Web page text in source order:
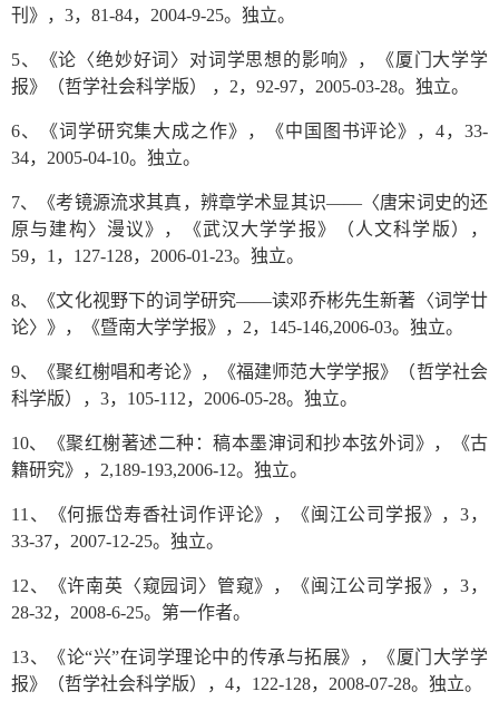
刊》，3，81-84，2004-9-25。独立。
5、《论〈绝妙好词〉对词学思想的影响》，《厦门大学学
报》（哲学社会科学版） ，2，92-97，2005-03-28。独立。
6、《词学研究集大成之作》，《中国图书评论》，4，33-
34，2005-04-10。独立。
7、《考镜源流求其真，辨章学术显其识——〈唐宋词史的还
原与建构〉漫议》，《武汉大学学报》（人文科学版），
59，1，127-128，2006-01-23。独立。
8、《文化视野下的词学研究——读邓乔彬先生新著〈词学廿
论〉》，《暨南大学学报》，2，145-146,2006-03。独立。
9、《聚红榭唱和考论》，《福建师范大学学报》（哲学社会
科学版），3，105-112，2006-05-28。独立。
10、《聚红榭著述二种：稿本墨渖词和抄本弦外词》，《古
籍研究》，2,189-193,2006-12。独立。
11、《何振岱寿香社词作评论》，《闽江公司学报》，3，
33-37，2007-12-25。独立。
12、《许南英〈窥园词〉管窥》，《闽江公司学报》，3，
28-32，2008-6-25。第一作者。
13、《论“兴”在词学理论中的传承与拓展》，《厦门大学学
报》（哲学社会科学版），4，122-128，2008-07-28。独立。